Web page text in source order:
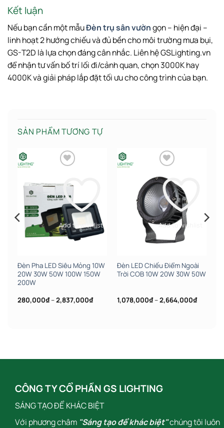
Kết luận
Nếu bạn cần một mẫuĐèn trụ sân vườngọn – hiện đại –
linh hoạt 2 hướng chiếu và đủ bền cho môi trường mưa bụi,
GS-T2D là lựa chọn đáng cân nhắc. Liên hệ GSLighting.vn
để nhận tư vấn bố trí lối đi/cảnh quan, chọn 3000K hay
4000K và giải pháp lắp đặt tối ưu cho công trình của bạn.
SẢN PHẨM TƯƠNG TỰ
Add to wishlist
Đèn Pha LED Siêu Mỏng 10W
20W 30W 50W 100W 150W
200W
280,000₫–2,837,000₫Khoảng
Add to wishlist
Đèn LED Chiếu Điểm Ngoài
Trời COB 10W 20W 30W 50W
1,078,000₫–2,664,000₫Khoảng
CÔNG TY CỔ PHẦN GS LIGHTING
SÁNG TẠO ĐỂ KHÁC BIỆT
Với phương châm "Sáng tạo để khác biệt"chúng tôi luôn